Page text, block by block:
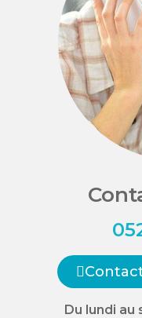
Du lundi au